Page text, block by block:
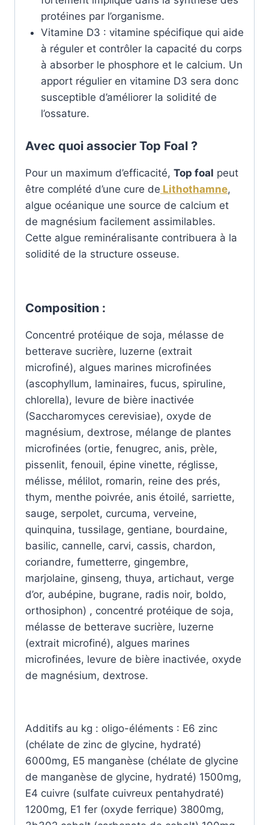
protéines par l’organisme.
Vitamine D3 : vitamine spécifique qui aide
à réguler et contrôler la capacité du corps
à absorber le phosphore et le calcium. Un
apport régulier en vitamine D3 sera donc
susceptible d’améliorer la solidité de
l’ossature.
Avec quoi associer Top Foal ?
Pour un maximum d’efficacité, Top foal peut
être complété d’une cure de Lithothamne,
algue océanique une source de calcium et
de magnésium facilement assimilables.
Cette algue reminéralisante contribuera à la
solidité de la structure osseuse.
Composition :
Concentré protéique de soja, mélasse de
betterave sucrière, luzerne (extrait
microfiné), algues marines microfinées
(ascophyllum, laminaires, fucus, spiruline,
chlorella), levure de bière inactivée
(Saccharomyces cerevisiae), oxyde de
magnésium, dextrose, mélange de plantes
microfinées (ortie, fenugrec, anis, prèle,
pissenlit, fenouil, épine vinette, réglisse,
mélisse, mélilot, romarin, reine des prés,
thym, menthe poivrée, anis étoilé, sarriette,
sauge, serpolet, curcuma, verveine,
quinquina, tussilage, gentiane, bourdaine,
basilic, cannelle, carvi, cassis, chardon,
coriandre, fumetterre, gingembre,
marjolaine, ginseng, thuya, artichaut, verge
d’or, aubépine, bugrane, radis noir, boldo,
orthosiphon) , concentré protéique de soja,
mélasse de betterave sucrière, luzerne
(extrait microfiné), algues marines
microfinées, levure de bière inactivée, oxyde
de magnésium, dextrose.
Additifs au kg : oligo-éléments : E6 zinc
(chélate de zinc de glycine, hydraté)
6000mg, E5 manganèse (chélate de glycine
de manganèse de glycine, hydraté) 1500mg,
E4 cuivre (sulfate cuivreux pentahydraté)
1200mg, E1 fer (oxyde ferrique) 3800mg,